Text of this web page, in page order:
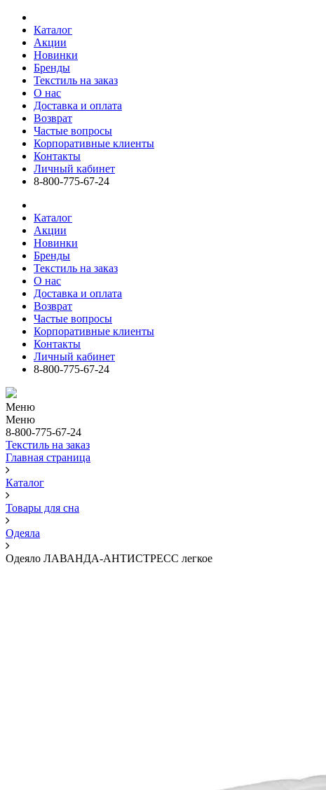
Каталог
Акции
Новинки
Бренды
Текстиль на заказ
О нас
Доставка и оплата
Возврат
Частые вопросы
Корпоративные клиенты
Контакты
Личный кабинет
8-800-775-67-24
Каталог
Акции
Новинки
Бренды
Текстиль на заказ
О нас
Доставка и оплата
Возврат
Частые вопросы
Корпоративные клиенты
Контакты
Личный кабинет
8-800-775-67-24
Меню
Меню
8-800-775-67-24
Текстиль на заказ
Главная страница
Каталог
Товары для сна
Одеяла
Одеяло ЛАВАНДА-АНТИСТРЕСС легкое